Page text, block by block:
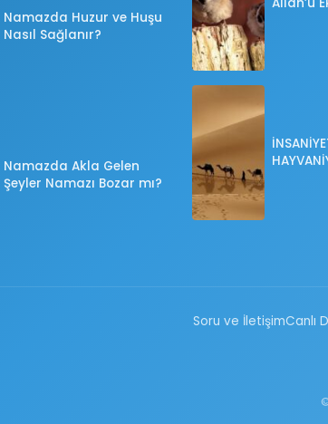
Namazda Huzur ve Huşu
Nasıl Sağlanır?
Namazda Akla Gelen
Şeyler Namazı Bozar mı?
Allah’u
Soru ve İletişimCanlı